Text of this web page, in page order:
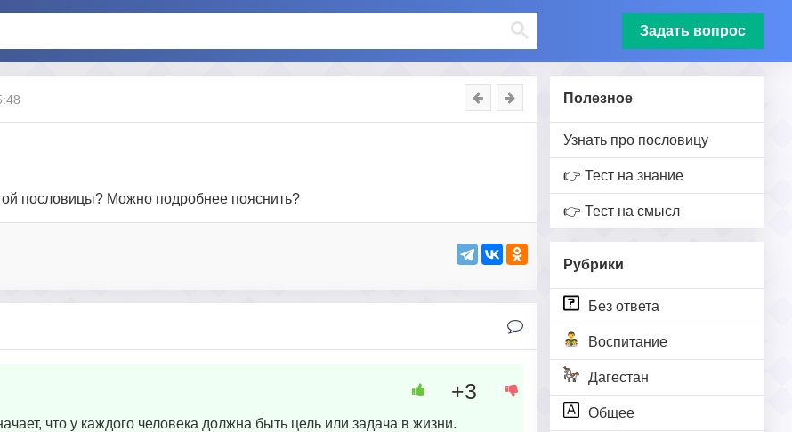
Задать вопрос
Полезное
Узнать про пословицу
👉 Тест на знание
👉 Тест на смысл
Рубрики
Без ответа
Воспитание
Дагестан
Общее
пословицы? Можно подробнее пояснить?
что у каждого человека должна быть цель или задача в жизни.
+3